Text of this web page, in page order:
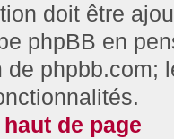
doit être
phpBB en
de phpbb.com;
de page